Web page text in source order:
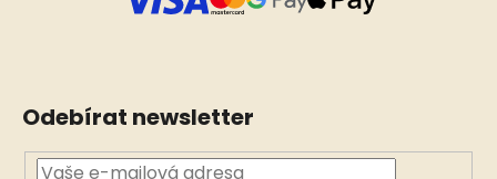
Odebírat newsletter